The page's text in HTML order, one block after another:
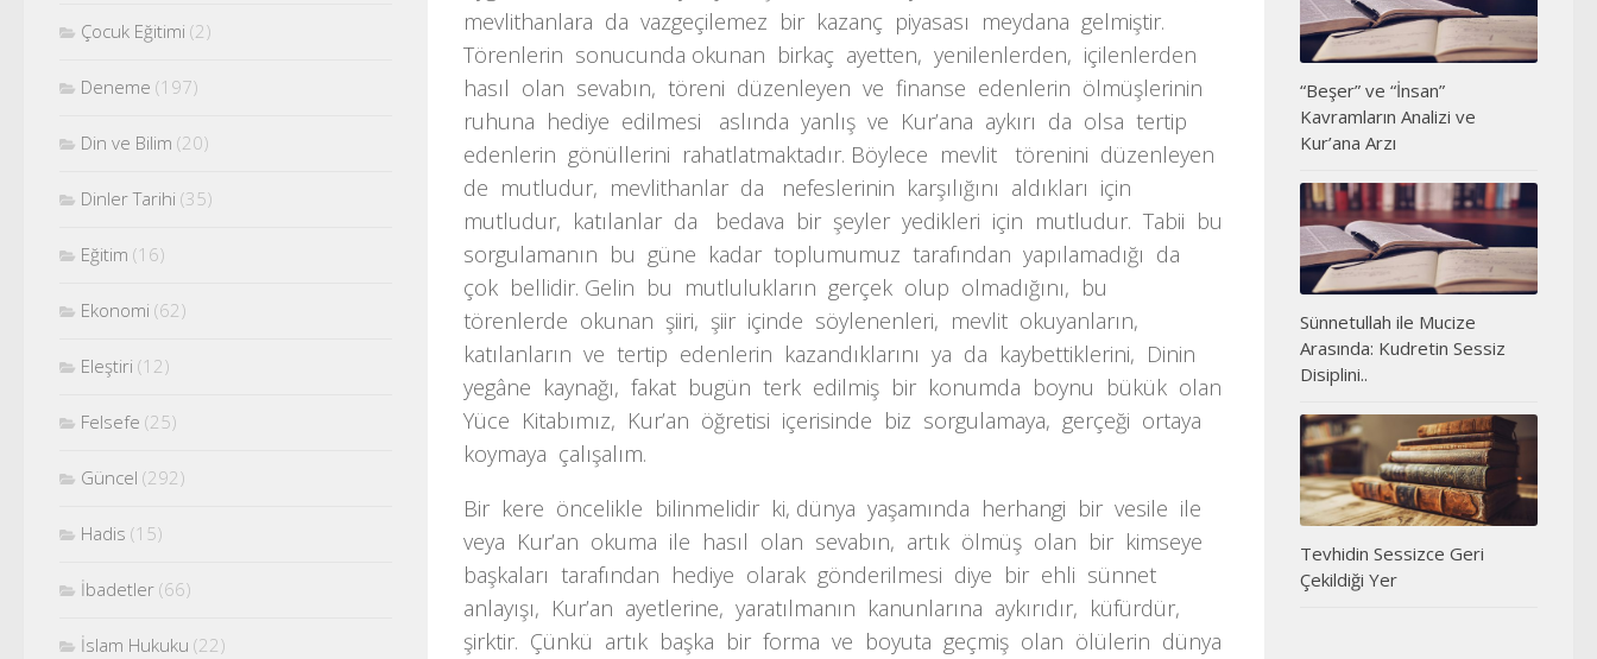
mevlithanlara da vazgeçilemez bir kazanç piyasası meydana gelmiştir.
Törenlerin sonucunda okunan birkaç ayetten, yenilenlerden, içilenlerden
hasıl olan sevabın, töreni düzenleyen ve finanse edenlerin ölmüşlerinin
ruhuna hediye edilmesi aslında yanlış ve Kur’ana aykırı da olsa tertip
edenlerin gönüllerini rahatlatmaktadır. Böylece mevlit törenini düzenleyen
de mutludur, mevlithanlar da nefeslerinin karşılığını aldıkları için
mutludur, katılanlar da bedava bir şeyler yedikleri için mutludur. Tabii bu
sorgulamanın bu güne kadar toplumumuz tarafından yapılamadığı da
çok bellidir. Gelin bu mutlulukların gerçek olup olmadığını, bu
törenlerde okunan şiiri, şiir içinde söylenenleri, mevlit okuyanların,
katılanların ve tertip edenlerin kazandıklarını ya da kaybettiklerini, Dinin
yegâne kaynağı, fakat bugün terk edilmiş bir konumda boynu bükük olan
Yüce Kitabımız, Kur’an öğretisi içerisinde biz sorgulamaya, gerçeği ortaya
koymaya çalışalım.
Bir kere öncelikle bilinmelidir ki, dünya yaşamında herhangi bir vesile ile
veya Kur’an okuma ile hasıl olan sevabın, artık ölmüş olan bir kimseye
başkaları tarafından hediye olarak gönderilmesi diye bir ehli sünnet
anlayışı, Kur’an ayetlerine, yaratılmanın kanunlarına aykırıdır, küfürdür,
şirktir. Çünkü artık başka bir forma ve boyuta geçmiş olan ölülerin dünya
Çocuk Eğitimi (2)
Deneme (197)
Din ve Bilim (20)
Dinler Tarihi (35)
Eğitim (16)
Ekonomi (62)
Eleştiri (12)
Felsefe (25)
Güncel (292)
Hadis (15)
İbadetler (66)
İslam Hukuku (22)
“Beşer” ve “İnsan”
Kavramların Analizi ve
Kur’ana Arzı
Sünnetullah ile Mucize
Arasında: Kudretin Sessiz
Disiplini..
Tevhidin Sessizce Geri
Çekildiği Yer